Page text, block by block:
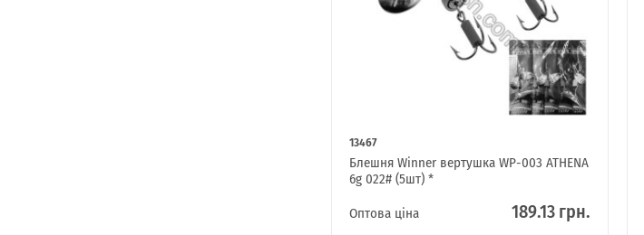
13467
Блешня Winner вертушка WP-003 ATHENA
6g 022# (5шт) *
Оптова ціна
189.13 грн.